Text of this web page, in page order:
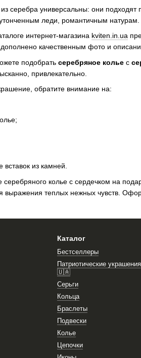
серебра универсальны: они
леди, романтичным натурам.
интернет-магазина kviten.in.ua
качественным фото и
подобрать серебряное колье с
привлекательно.
обратите внимание на:
вставок из камней.
колье с сердечком на
выражения теплых нежных чувств.
Каталог
Бестселлеры
Патриотические украшения
🇺🇦
Серьги
Кольца
Браслеты
Подвески
Колье
Цепочки